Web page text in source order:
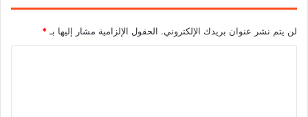
لن يتم نشر عنوان بريدك الإلكتروني. الحقول الإلزامية مشار إليها بـ*